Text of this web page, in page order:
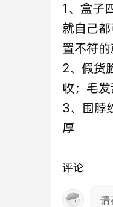
1、盒子
就自己
置不符的
2、假货
收；毛
3、围脖
厚
评论
请